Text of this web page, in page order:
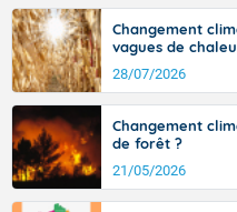
Pour lundi après-midi.
Beau temps ensoleillé.
Températures maximales
températures se situent
saison.
Vent faible de Nord-Est.
Changement
vagues de
28/07/2026
Changement
de forêt ?
21/05/2026